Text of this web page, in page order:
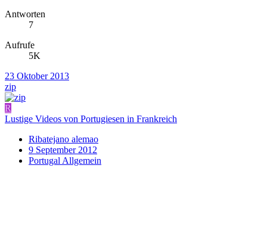
Antworten
7
Aufrufe
5K
23 Oktober 2013
zip
R
Lustige Videos von Portugiesen in Frankreich
Ribatejano alemao
9 September 2012
Portugal Allgemein